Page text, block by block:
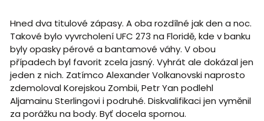
Hned dva titulové zápasy. A oba rozdílné jak den a noc.
Takové bylo vyvrcholení UFC 273 na Floridě, kde v banku
byly opasky pérové a bantamové váhy. V obou
případech byl favorit zcela jasný. Vyhrát ale dokázal jen
jeden z nich. Zatímco Alexander Volkanovski naprosto
zdemoloval Korejskou Zombii, Petr Yan podlehl
Aljamainu Sterlingovi i podruhé. Diskvalifikaci jen vyměnil
za porážku na body. Byť docela spornou.